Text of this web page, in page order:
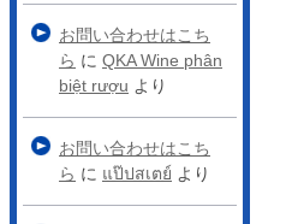
お問い合わせはこち
ら に QKA Wine phân
biệt rượu より
お問い合わせはこち
ら に แป๊ปสเตย์ より